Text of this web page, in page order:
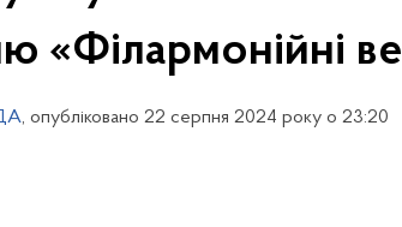
«Філармонійні
, опубліковано 22 серпня 2024 року о 23:20